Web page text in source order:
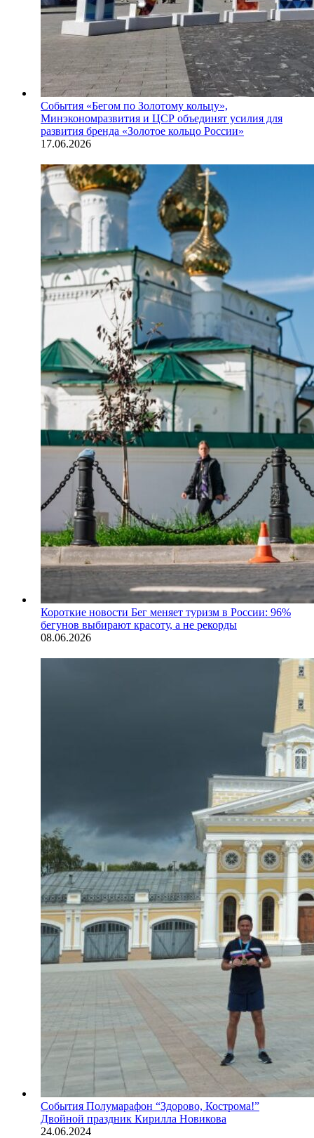
События «Бегом по Золотому кольцу»,
Минэкономразвития и ЦСР объединят усилия для
развития бренда «Золотое кольцо России»
17.06.2026
Короткие новости Бег меняет туризм в России: 96%
бегунов выбирают красоту, а не рекорды
08.06.2026
События Полумарафон “Здорово, Кострома!”
Двойной праздник Кирилла Новикова
24.06.2024